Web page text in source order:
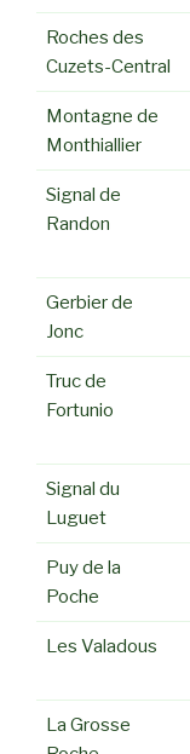
Roches des
Cuzets-Central
Montagne de
Monthiallier
Signal de
Randon
Gerbier de
Jonc
Truc de
Fortunio
Signal du
Luguet
Puy de la
Poche
Les Valadous
La Grosse